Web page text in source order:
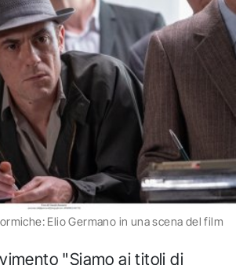
Elio Germano in una scena del film
"Siamo ai titoli di